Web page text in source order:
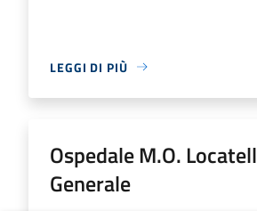
LEGGI DI PIÙ
Ospedale M.O.
Generale